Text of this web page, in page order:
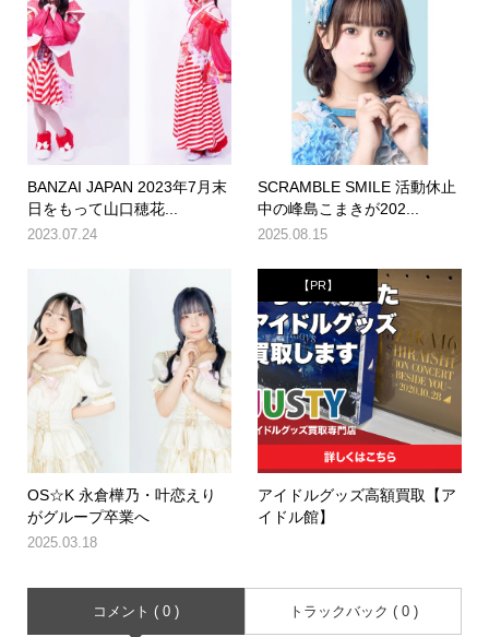
BANZAI JAPAN 2023年7月末
日をもって山口穂花...
2023.07.24
SCRAMBLE SMILE 活動休止
中の峰島こまきが202...
2025.08.15
OS☆K 永倉樺乃・叶恋えり
がグループ卒業へ
2025.03.18
【PR】
アイドルグッズ高額買取【ア
イドル館】
コメント ( 0 ) トラックバック ( 0 )